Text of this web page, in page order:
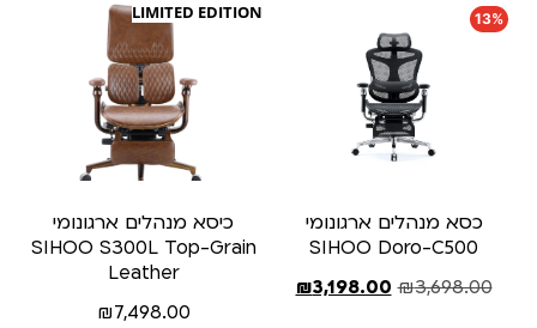
13%
כסא מנהלים ארגונומי
SIHOO Doro-C500
₪3,698.00
₪3,198.00
LIMITED EDITION
כיסא מנהלים ארגונומי
SIHOO S300L Top-Grain
Leather
₪7,498.00